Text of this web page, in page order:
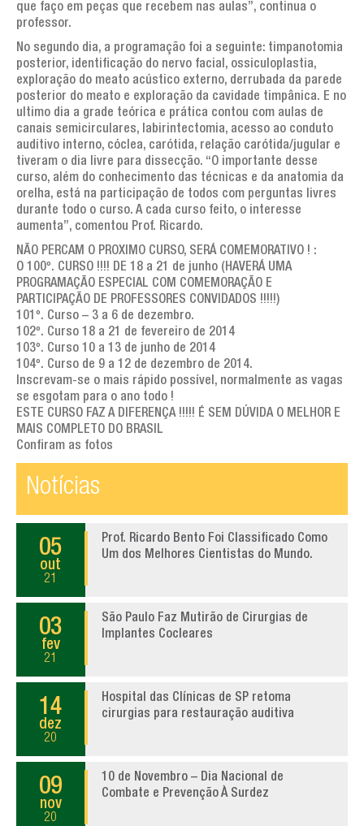
que faço em peças que recebem nas aulas”, continua o
professor.
No segundo dia, a programação foi a seguinte: timpanotomia
posterior, identificação do nervo facial, ossiculoplastia,
exploração do meato acústico externo, derrubada da parede
posterior do meato e exploração da cavidade timpânica. E no
ultimo dia a grade teórica e prática contou com aulas de
canais semicirculares, labirintectomia, acesso ao conduto
auditivo interno, cóclea, carótida, relação carótida/jugular e
tiveram o dia livre para dissecção. “O importante desse
curso, além do conhecimento das técnicas e da anatomia da
orelha, está na participação de todos com perguntas livres
durante todo o curso. A cada curso feito, o interesse
aumenta”, comentou Prof. Ricardo.
NÃO PERCAM O PROXIMO CURSO, SERÁ COMEMORATIVO ! :
O 100º. CURSO !!!! DE 18 a 21 de junho (HAVERÁ UMA
PROGRAMAÇÃO ESPECIAL COM COMEMORAÇÃO E
PARTICIPAÇÃO DE PROFESSORES CONVIDADOS !!!!!)
101º. Curso – 3 a 6 de dezembro.
102º. Curso 18 a 21 de fevereiro de 2014
103º. Curso 10 a 13 de junho de 2014
104º. Curso de 9 a 12 de dezembro de 2014.
Inscrevam-se o mais rápido possível, normalmente as vagas
se esgotam para o ano todo !
ESTE CURSO FAZ A DIFERENÇA !!!!! É SEM DÚVIDA O MELHOR E
MAIS COMPLETO DO BRASIL
Confiram as fotos
Notícias
05
out
21
Prof. Ricardo Bento Foi Classificado Como
Um dos Melhores Cientistas do Mundo.
03
fev
21
São Paulo Faz Mutirão de Cirurgias de
Implantes Cocleares
14
dez
20
Hospital das Clínicas de SP retoma
cirurgias para restauração auditiva
09
nov
20
10 de Novembro – Dia Nacional de
Combate e Prevenção À Surdez